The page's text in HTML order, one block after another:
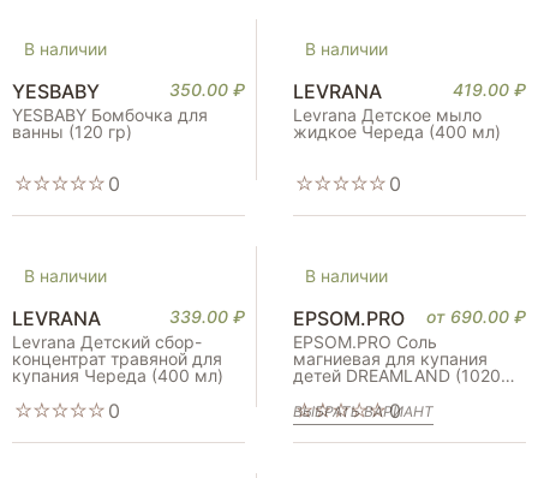
Swanson
the act
Thomson
Trace Minerals
Tree Of Life
VITAUCT
WishGarden Herbs
WTF Labz
Доктор пектин
Радоград
Солюшка
В наличии
YESBABY 350.00 ₽
YESBABY Бомбочка для
ванны (120 гр)
0
В наличии
LEVRANA 419.00 ₽
Levrana Детское мыло
жидкое Череда (400 мл)
0
В наличии
LEVRANA 339.00 ₽
Levrana Детский сбор-
концентрат травяной для
купания Череда (400 мл)
0
В наличии
EPSOM.PRO от 690.00 ₽
EPSOM.PRO Соль
магниевая для купания
детей DREAMLAND (1020
0
ВЫБРАТЬ ВАРИАНТ